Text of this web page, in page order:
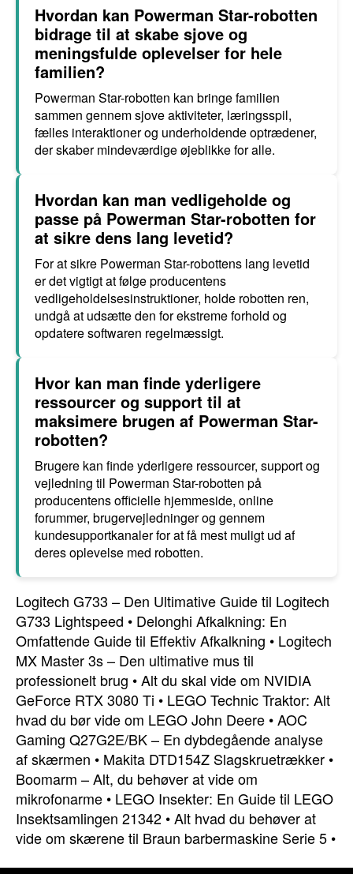
Hvordan kan Powerman Star-robotten
bidrage til at skabe sjove og
meningsfulde oplevelser for hele
familien?
Powerman Star-robotten kan bringe familien
sammen gennem sjove aktiviteter, læringsspil,
fælles interaktioner og underholdende optrædener,
der skaber mindeværdige øjeblikke for alle.
Hvordan kan man vedligeholde og
passe på Powerman Star-robotten for
at sikre dens lang levetid?
For at sikre Powerman Star-robottens lang levetid
er det vigtigt at følge producentens
vedligeholdelsesinstruktioner, holde robotten ren,
undgå at udsætte den for ekstreme forhold og
opdatere softwaren regelmæssigt.
Hvor kan man finde yderligere
ressourcer og support til at
maksimere brugen af Powerman Star-
robotten?
Brugere kan finde yderligere ressourcer, support og
vejledning til Powerman Star-robotten på
producentens officielle hjemmeside, online
forummer, brugervejledninger og gennem
kundesupportkanaler for at få mest muligt ud af
deres oplevelse med robotten.
Logitech G733 – Den Ultimative Guide til Logitech
G733 Lightspeed • Delonghi Afkalkning: En
Omfattende Guide til Effektiv Afkalkning • Logitech
MX Master 3s – Den ultimative mus til
professionelt brug •Alt du skal vide om NVIDIA
GeForce RTX 3080 Ti • LEGO Technic Traktor: Alt
hvad du bør vide om LEGO John Deere •AOC
Gaming Q27G2E/BK – En dybdegående analyse
af skærmen • Makita DTD154Z Slagskruetrækker •
Boomarm – Alt, du behøver at vide om
mikrofonarme • LEGO Insekter: En Guide til LEGO
Insektsamlingen 21342 •Alt hvad du behøver at
vide om skærene til Braun barbermaskine Serie 5 •